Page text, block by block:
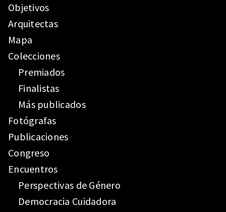
Objetivos
Arquitectas
Mapa
Colecciones
Premiados
Finalistas
Más publicados
Fotógrafas
Publicaciones
Congreso
Encuentros
Perspectivas de Género
Democracia Cuidadora